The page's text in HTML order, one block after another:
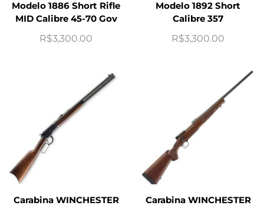
Modelo 1886 Short Rifle
MID Calibre 45-70 Gov
R$3,300.00
Modelo 1892 Short
Calibre 357
R$3,300.00
Carabina WINCHESTER
Carabina WINCHESTER